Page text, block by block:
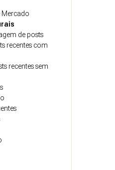
Mercado
de posts
recentes com
recentes sem